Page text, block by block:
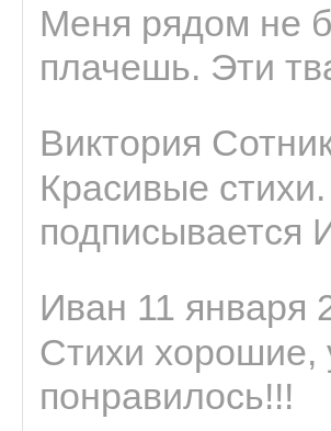
Меня рядом не
плачешь. Эти
Виктория
Красивые
подписывается
Иван 11 января
Стихи хорошие,
понравилось!!!